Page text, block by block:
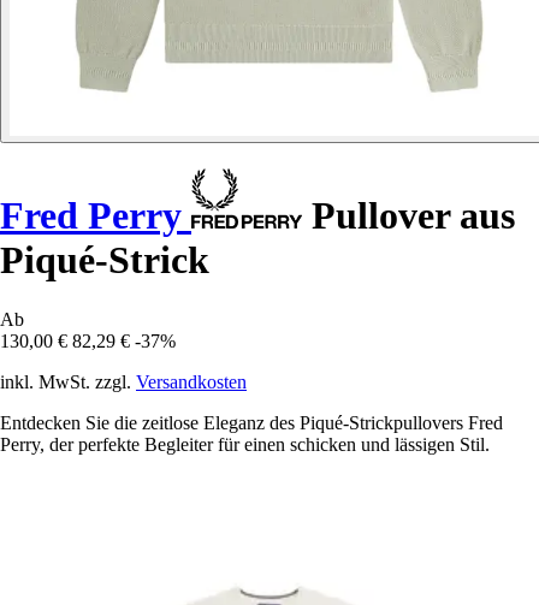
Fred Perry
Pullover aus
Piqué-Strick
Ab
130,00 € 82,29 € -37%
inkl. MwSt. zzgl. Versandkosten
Entdecken Sie die zeitlose Eleganz des Piqué-Strickpullovers Fred
Perry, der perfekte Begleiter für einen schicken und lässigen Stil.